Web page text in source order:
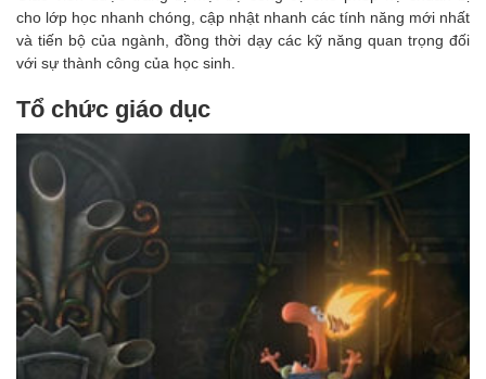
cho lớp học nhanh chóng, cập nhật nhanh các tính năng mới nhất
và tiến bộ của ngành, đồng thời dạy các kỹ năng quan trọng đối
với sự thành công của học sinh.
Tổ chức giáo dục